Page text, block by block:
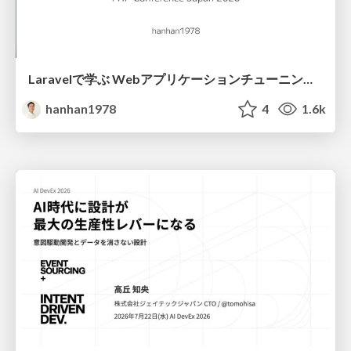
Laravelで学ぶ Webアプリケーションチューニング入門/web_application_tuning_101
hanhan1978
4 1.6k